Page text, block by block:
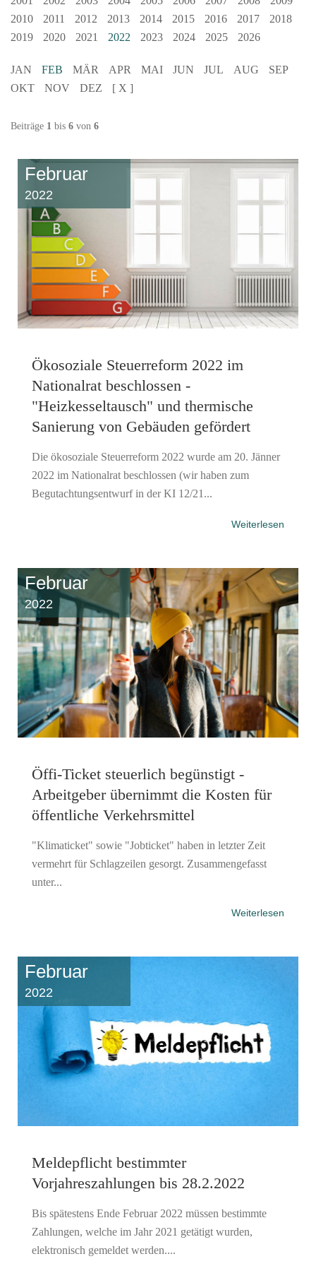
2010
2011 2012 2013 2014 2015 2016 2017
2018
2019
2020 2021 2022 2023 2024 2025 2026
JAN FEB MÄR APR MAI JUN JUL AUG
SEP
OKT
NOV DEZ [ X ]
Beiträge 1 bis 6 von 6
Februar
2022
Ökosoziale Steuerreform 2022 im
Nationalrat beschlossen -
"Heizkesseltausch" und thermische
Sanierung von Gebäuden gefördert
Die ökosoziale Steuerreform 2022 wurde am 20. Jänner
2022 im Nationalrat beschlossen (wir haben zum
Begutachtungsentwurf in der KI 12/21...
Weiterlesen
Februar
2022
Öffi-Ticket steuerlich begünstigt -
Arbeitgeber übernimmt die Kosten für
öffentliche Verkehrsmittel
"Klimaticket" sowie "Jobticket" haben in letzter Zeit
vermehrt für Schlagzeilen gesorgt. Zusammengefasst
unter...
Weiterlesen
Februar
2022
Meldepflicht bestimmter
Vorjahreszahlungen bis 28.2.2022
Bis spätestens Ende Februar 2022 müssen bestimmte
Zahlungen, welche im Jahr 2021 getätigt wurden,
elektronisch gemeldet werden....